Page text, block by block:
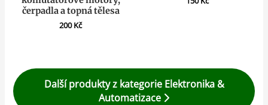
čerpadla a topná tělesa
200Kč
Další produkty z kategorie Elektronika &
Automatizace